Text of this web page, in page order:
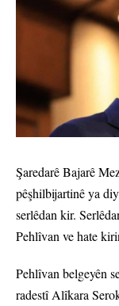
Şaredarê Bajarê
pêşhilbijartinê ya
serlêdan kir.
Pehlîvan ve hate
Pehlîvan belgeyên
radestî Alîkara